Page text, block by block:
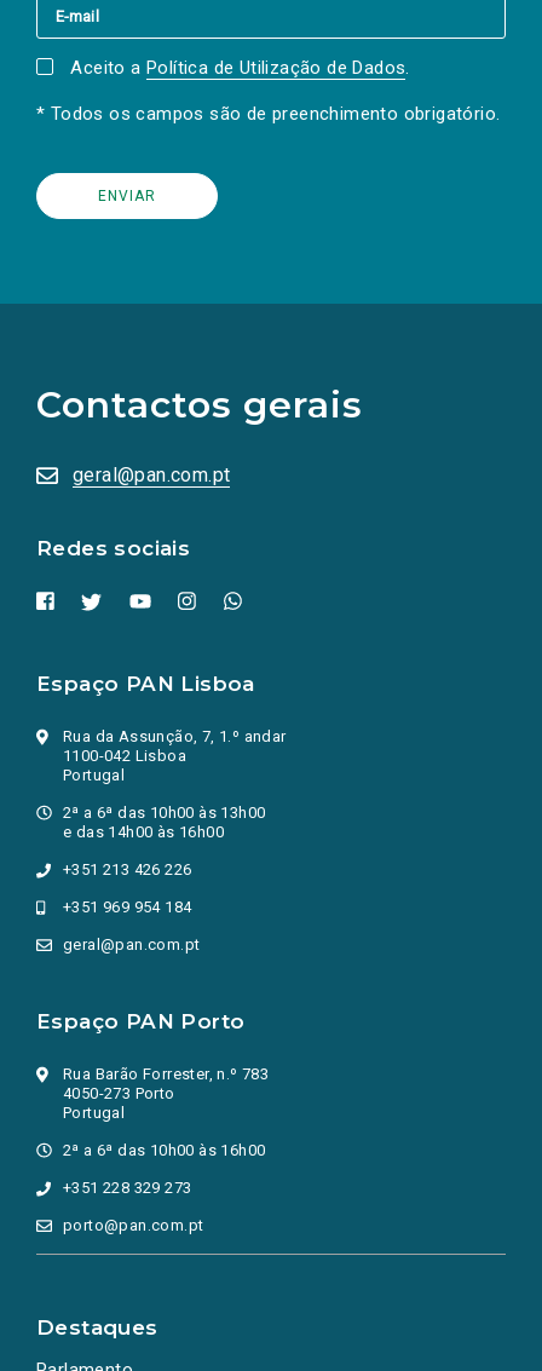
Aceito a Política de Utilização de Dados.
* Todos os campos são de preenchimento obrigatório.
Contactos gerais
geral@pan.com.pt
Redes sociais
redes
sociais
numa
nova
Espaço PAN Lisboa
Rua da Assunção, 7, 1.º andar
1100-042 Lisboa
Portugal
2ª a 6ª das 10h00 às 13h00
e das 14h00 às 16h00
+351 213 426 226
+351 969 954 184
geral@pan.com.pt
Espaço PAN Porto
Rua Barão Forrester, n.º 783
4050-273 Porto
Portugal
2ª a 6ª das 10h00 às 16h00
+351 228 329 273
porto@pan.com.pt
Destaques